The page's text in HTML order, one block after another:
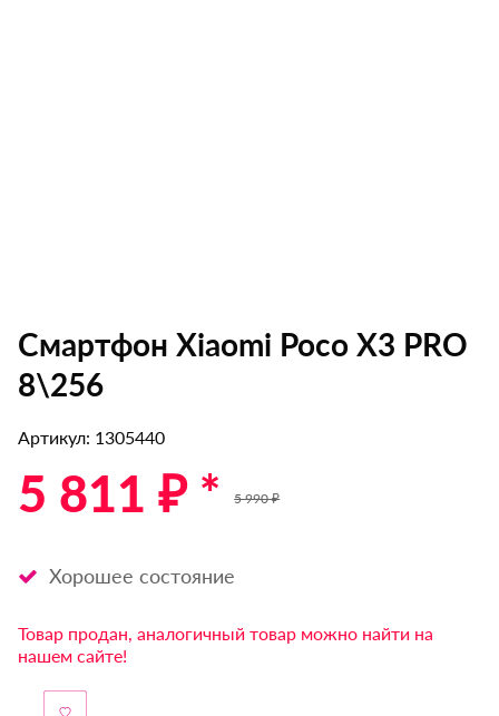
Смартфон Xiaomi Poco X3 PRO
8\256
Артикул: 1305440
5 811 ₽ * 5 990 ₽
Хорошее состояние
Товар продан, аналогичный товар можно найти на
нашем сайте!